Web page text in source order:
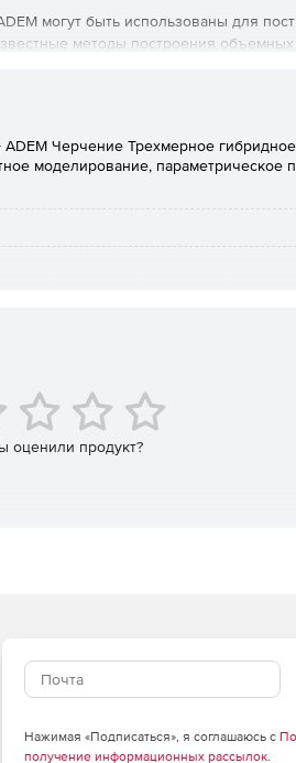
могут быть использованы для
методы построения объемных
и множество их комбинаций.
либо профиля конструктор имеет
быть автоматически или
редактирования моделей без
процедуры проверки корректности
и т. п.);
операций.
Черчение Трехмерное
моделирование, параметрическое
оценили продукт?
Нажимая «Подписаться», я соглашаюсь с
получение информационных рассылок.